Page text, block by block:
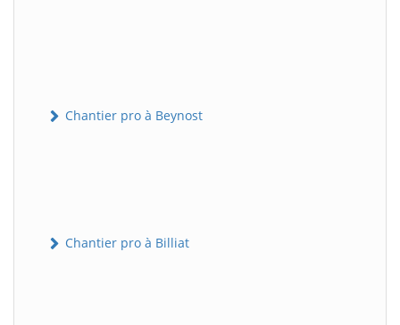
Chantier pro à Beynost
Chantier pro à Billiat